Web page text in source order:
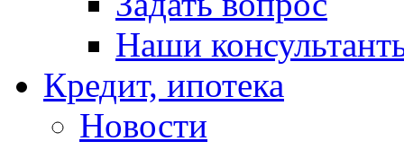
Наши
Кредит, ипотека
Новости